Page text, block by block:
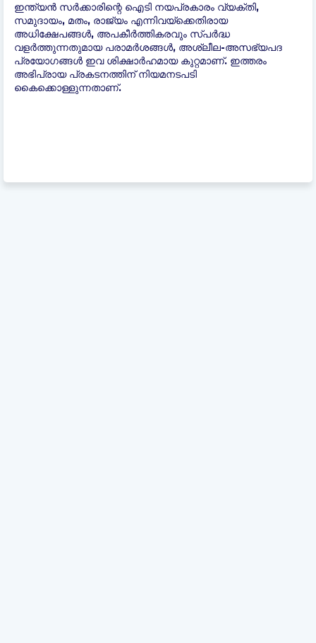
ഇന്ത്യന്‍ സർക്കാരിന്റെ ഐടി നയപ്രകാരം വ്യക്തി,
സമുദായം, മതം, രാജ്യം എന്നിവയ്ക്കെതിരായ
അധിക്ഷേപങ്ങൾ, അപകീർത്തികരവും സ്പർദ്ധ
വളർത്തുന്നതുമായ പരാമർശങ്ങൾ, അശ്ലീല-അസഭ്യപദ
പ്രയോഗങ്ങൾ ഇവ ശിക്ഷാർഹമായ കുറ്റമാണ്. ഇത്തരം
അഭിപ്രായ പ്രകടനത്തിന് നിയമനടപടി
കൈക്കൊള്ളുന്നതാണ്.